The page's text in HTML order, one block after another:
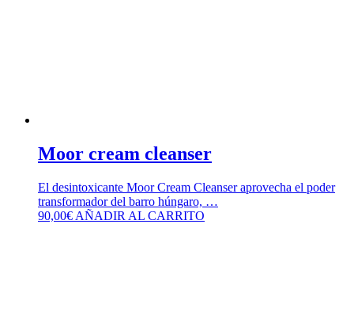
Moor cream cleanser
El desintoxicante Moor Cream Cleanser aprovecha el poder
transformador del barro húngaro, …
90,00€ AÑADIR AL CARRITO